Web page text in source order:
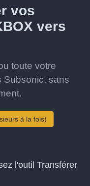
vos
vers
toute votre
Subsonic, sans
à la fois)
l'outil Transférer